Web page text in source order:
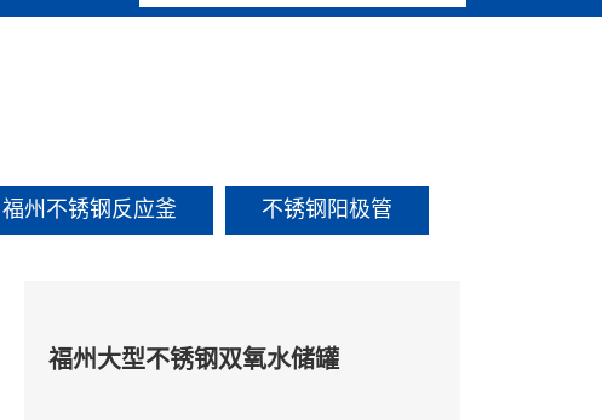
福州不锈钢反应釜 不锈钢阳极管
福州大型不锈钢双氧水储罐